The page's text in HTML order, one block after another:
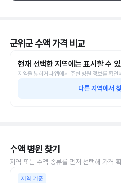
군위군 수액 가격 비교
현재 선택한 지역에는 표시할 수
지역을 넓히거나 앱에서 주변 병원 정보를 확인
다른 지역에서
수액 병원 찾기
지역 또는 수액 종류를 먼저 선택해 가격
지역 기준